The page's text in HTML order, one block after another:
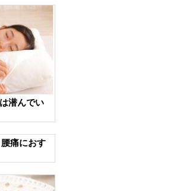
潜んでい
痛におす